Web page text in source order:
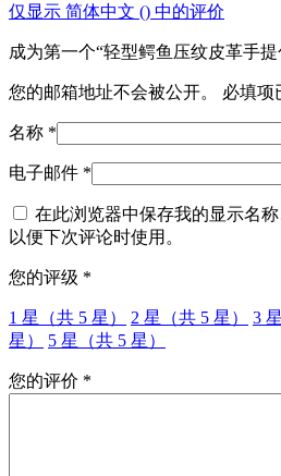
提
包
rev.
2.4
数
量
仅显示 简体中文 () 中的评价
成为第一个“轻型鳄鱼压纹皮革手提
您的邮箱地址不会被公开。 必填项
名称 *
电子邮件 *
在此浏览器中保存我的显示名
以便下次评论时使用。
您的评级 *
1 星（共 5 星） 2 星（共 5 星） 3
星）
5 星（共 5 星）
您的评价 *